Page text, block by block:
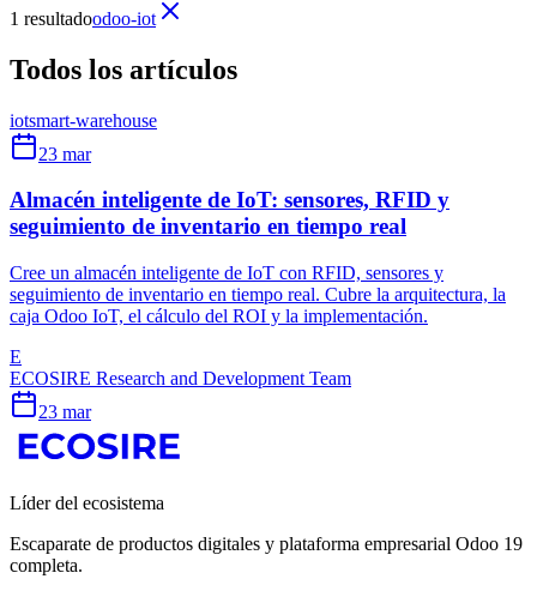
1 resultadoodoo-iot
Todos los artículos
iotsmart-warehouse
23 mar
Almacén inteligente de IoT: sensores, RFID y
seguimiento de inventario en tiempo real
Cree un almacén inteligente de IoT con RFID, sensores y
seguimiento de inventario en tiempo real. Cubre la arquitectura, la
caja Odoo IoT, el cálculo del ROI y la implementación.
E
ECOSIRE Research and Development Team
23 mar
Líder del ecosistema
Escaparate de productos digitales y plataforma empresarial Odoo 19
completa.